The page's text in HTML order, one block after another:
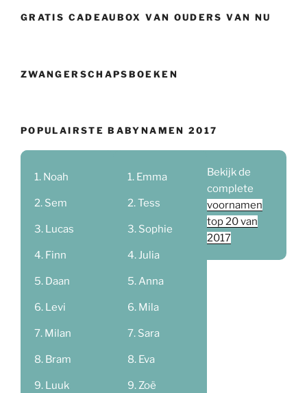
GRATIS CADEAUBOX VAN OUDERS VAN NU
ZWANGERSCHAPSBOEKEN
POPULAIRSTE BABYNAMEN 2017
Noah
Sem
Lucas
Finn
Daan
Levi
Milan
Bram
Luuk
Emma
Tess
Sophie
Julia
Anna
Mila
Sara
Eva
Zoë
Bekijk de
complete
voornamen
top 20 van
2017